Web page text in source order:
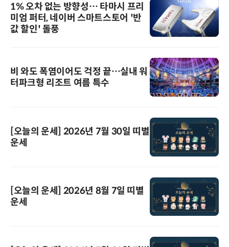
1% 오차 없는 방향성… 타마시 프리
미엄 퍼터, 네이버 스마트스토어 '반
값 할인' 돌풍
비 와도 폭염이어도 걱정 끝…실내 워
터파크형 리조트 여름 특수
[오늘의 운세] 2026년 7월 30일 띠별
운세
[오늘의 운세] 2026년 8월 7일 띠별
운세